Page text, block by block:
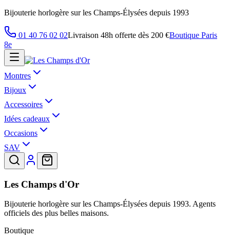
Bijouterie horlogère sur les Champs-Élysées depuis 1993
01 40 76 02 02Livraison 48h offerte dès 200 €Boutique Paris
8e
Montres
Bijoux
Accessoires
Idées cadeaux
Occasions
SAV
Les Champs d'Or
Bijouterie horlogère sur les Champs-Élysées depuis 1993. Agents
officiels des plus belles maisons.
Boutique